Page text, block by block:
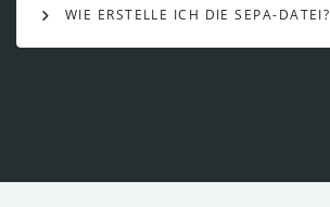
WIE ERSTELLE ICH DIE SEPA-DATEI?